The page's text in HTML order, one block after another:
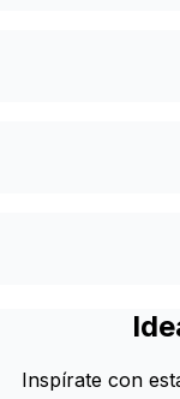
Inspírate con